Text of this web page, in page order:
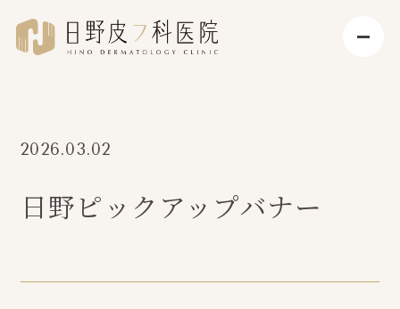
2026.03.02
日野ピックアップバナー